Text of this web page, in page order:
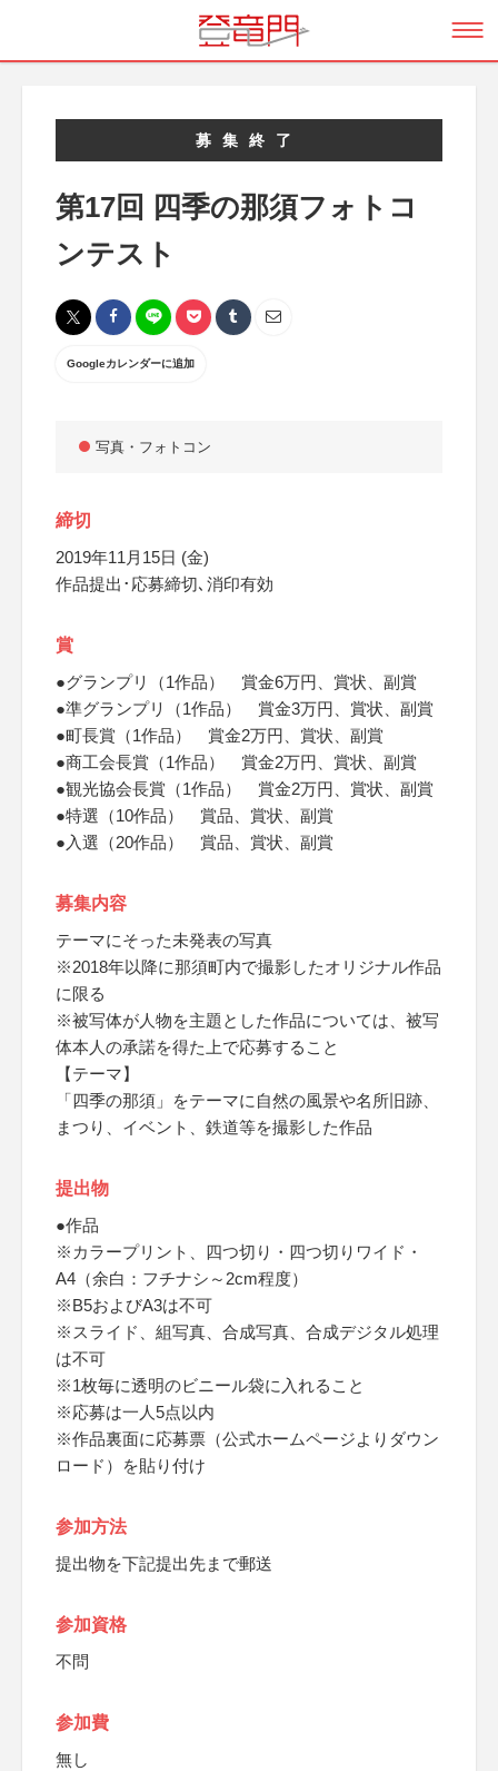
募集終了
第17回 四季の那須フォトコ
ンテスト
Googleカレンダーに追加
写真・フォトコン
締切
2019年11月15日 (金)
作品提出･応募締切､消印有効
賞
●グランプリ（1作品） 賞金6万円、賞状、副賞
●準グランプリ（1作品） 賞金3万円、賞状、副賞
●町長賞（1作品） 賞金2万円、賞状、副賞
●商工会長賞（1作品） 賞金2万円、賞状、副賞
●観光協会長賞（1作品） 賞金2万円、賞状、副賞
●特選（10作品） 賞品、賞状、副賞
●入選（20作品） 賞品、賞状、副賞
募集内容
テーマにそった未発表の写真
※2018年以降に那須町内で撮影したオリジナル作品
に限る
※被写体が人物を主題とした作品については、被写
体本人の承諾を得た上で応募すること
【テーマ】
「四季の那須」をテーマに自然の風景や名所旧跡、
まつり、イベント、鉄道等を撮影した作品
提出物
●作品
※カラープリント、四つ切り・四つ切りワイド・
A4（余白：フチナシ～2cm程度）
※B5およびA3は不可
※スライド、組写真、合成写真、合成デジタル処理
は不可
※1枚毎に透明のビニール袋に入れること
※応募は一人5点以内
※作品裏面に応募票（公式ホームページよりダウン
ロード）を貼り付け
参加方法
提出物を下記提出先まで郵送
参加資格
不問
参加費
無し